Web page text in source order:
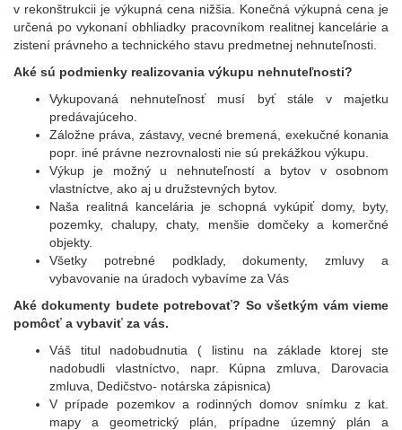
v rekonštrukcii je výkupná cena nižšia. Konečná výkupná cena je
určená po vykonaní obhliadky pracovníkom realitnej kancelárie a
zistení právneho a technického stavu predmetnej nehnuteľnosti.
Aké sú podmienky realizovania výkupu nehnuteľnosti?
Vykupovaná nehnuteľnosť musí byť stále v majetku
predávajúceho.
Záložne práva, zástavy, vecné bremená, exekučné konania
popr. iné právne nezrovnalosti nie sú prekážkou výkupu.
Výkup je možný u nehnuteľností a bytov v osobnom
vlastníctve, ako aj u družstevných by­tov.
Naša realitná kancelária je schopná vykúpiť domy, byty,
pozemky, chalupy, chaty, menšie domčeky a komerčné
objekty.
Všetky potrebné podklady, dokumenty, zmluvy a
vybavovanie na úradoch vybavíme za Vás
Aké dokumenty budete potrebovať? So všetkým vám vieme
pomôcť a vybaviť za vás.
Váš titul nadobudnutia ( listinu na základe ktorej ste
nadobudli vlastníctvo, napr. Kúpna zmluva, Darovacia
zmluva, Dedičstvo- notárska zápisnica)
V prípade pozemkov a rodinných domov snímku z kat.
mapy a geometrický plán, prípadne územný plán a